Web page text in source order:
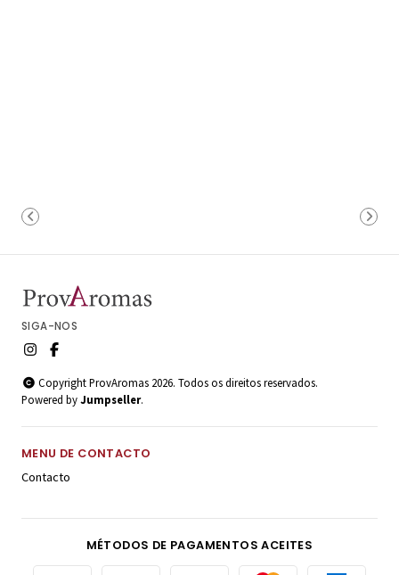
SIGA-NOS
Copyright ProvAromas 2026. Todos os direitos reservados.
Powered byJumpseller.
MENU DE CONTACTO
Contacto
MÉTODOS DE PAGAMENTOS ACEITES